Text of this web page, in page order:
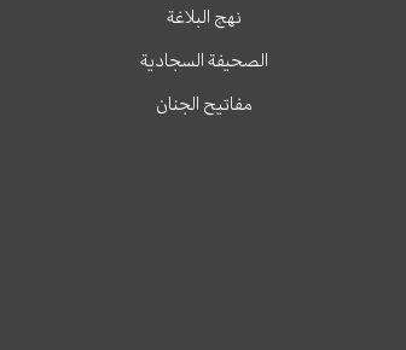
نهج البلاغة
الصحيفة السجادية
مفاتيح الجنان